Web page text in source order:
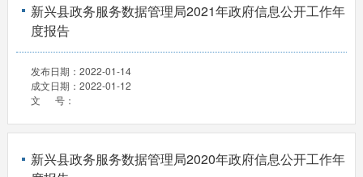
新兴县政务服务数据管理局2021年政府信息公开工作年
度报告
发布日期： 2022-01-14
成文日期： 2022-01-12
文 号：
新兴县政务服务数据管理局2020年政府信息公开工作年